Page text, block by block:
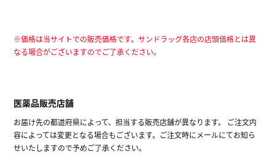
※価格は当サイトでの販売価格です。サンドラッグ各店の店頭価格とは異
なる場合がございますのでご了承ください。
医薬品販売店舗
お届け先の都道府県によって、担当する販売店舗が異なります。 ご注文内
容によっては変更となる場合もございます。ご注文時にメールにてお知ら
せいたしますので予めご了承ください。